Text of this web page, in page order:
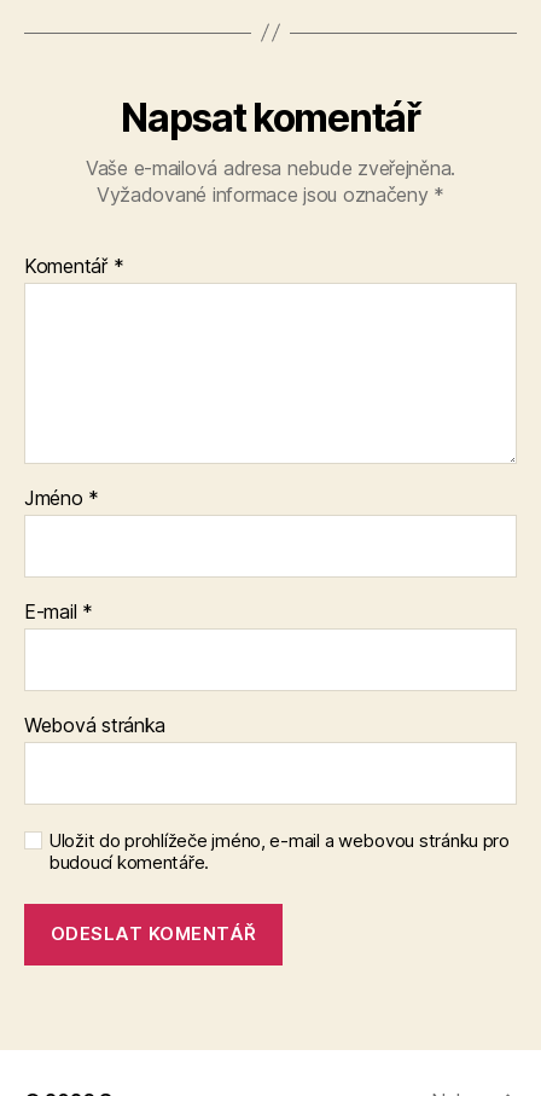
Napsat komentář
Vaše e-mailová adresa nebude zveřejněna.
Vyžadované informace jsou označeny *
Komentář *
Jméno *
E-mail *
Webová stránka
Uložit do prohlížeče jméno, e-mail a webovou stránku pro
budoucí komentáře.